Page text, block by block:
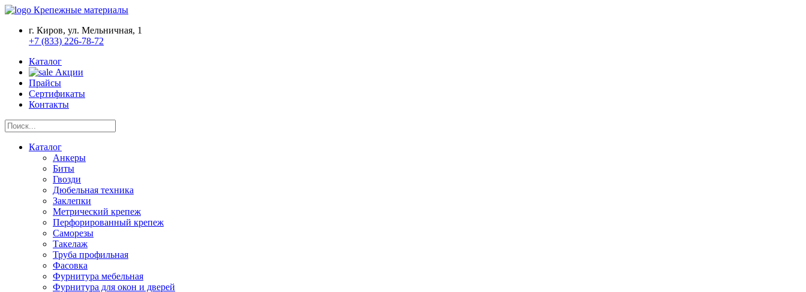
Крепежные материалы
г. Киров, ул. Мельничная, 1
+7 (833) 226-78-72
Каталог
Акции
Прайсы
Сертификаты
Контакты
Каталог
Анкеры
Биты
Гвозди
Дюбельная техника
Заклепки
Метрический крепеж
Перфорированный крепеж
Саморезы
Такелаж
Труба профильная
Фасовка
Фурнитура мебельная
Фурнитура для окон и дверей